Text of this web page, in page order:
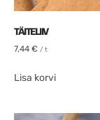
TÄITELIIV
7,44 € / t
Lisa korvi